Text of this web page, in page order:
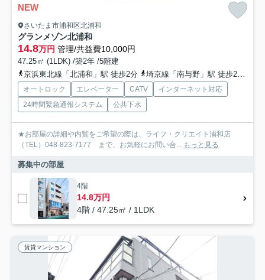
NEW
さいたま市浦和区北浦和
グランメゾン北浦和
14.8万円 管理/共益費10,000円
47.25㎡ (1LDK) /築2年 /5階建
京浜東北線「北浦和」駅 徒歩2分
埼京線「南与野」駅 徒歩22分
オートロック エレベーター CATV
インターネット対応
24時間緊急通報システム
公共下水
★お部屋の詳細や内覧をご希望の際は、ライフ・クリエイト浦和店
（TEL）048-823-7177 まで、お気軽にお問い合... もっと見る
募集中の部屋
4階
14.8万円
4階 / 47.25㎡ / 1LDK
賃貸マンション